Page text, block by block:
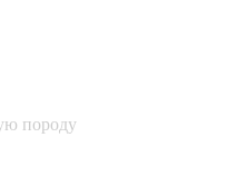
породу